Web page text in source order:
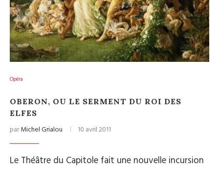
Opéra
OBERON, OU LE SERMENT DU ROI DES
ELFES
parMichel Grialou 10 avril 2011
Le Théâtre du Capitole fait une nouvelle incursion